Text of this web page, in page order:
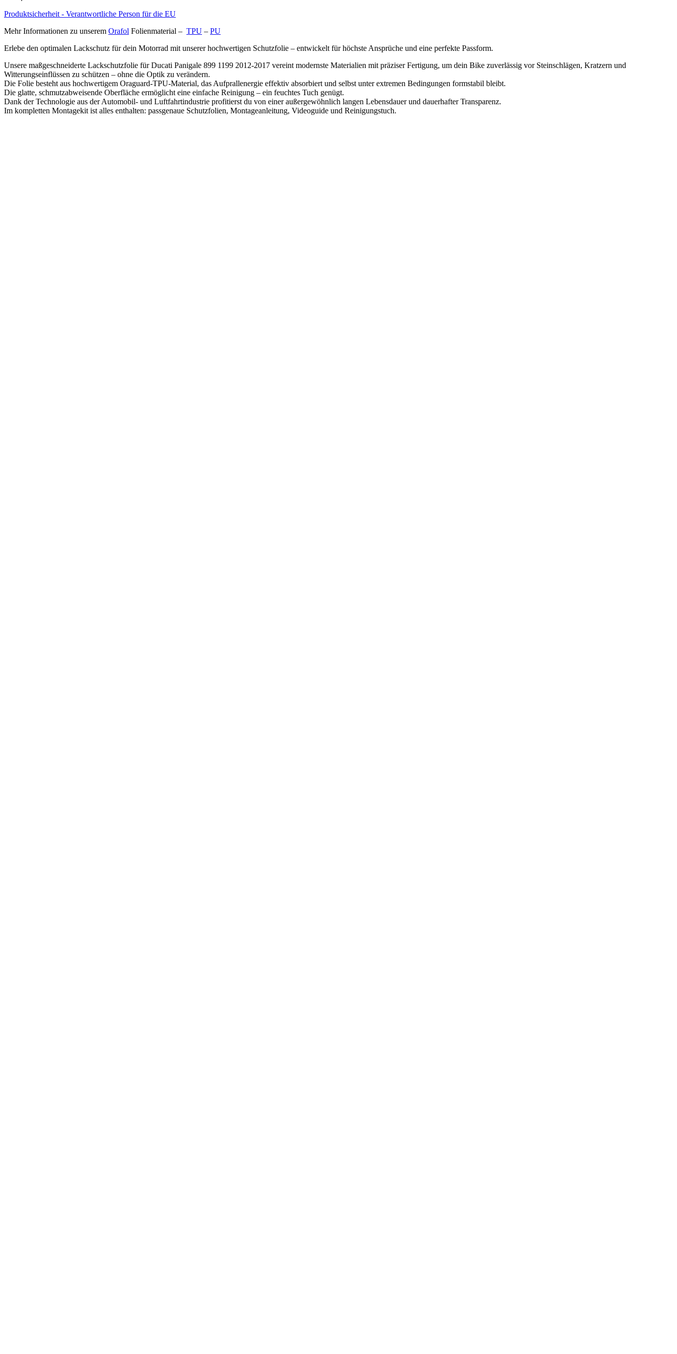
Produktsicherheit - Verantwortliche Person für die EU
Mehr Informationen zu unserem Orafol Folienmaterial – TPU – PU
Erlebe den optimalen Lackschutz für dein Motorrad mit unserer hochwertigen Schutzfolie – entwickelt für höchste Ansprüche und eine perfekte Passform.
Unsere maßgeschneiderte Lackschutzfolie für Ducati Panigale 899 1199 2012-2017 vereint modernste Materialien mit präziser Fertigung, um dein Bike zuverlässig vor Steinschlägen, Kratzern und
Witterungseinflüssen zu schützen – ohne die Optik zu verändern.
Die Folie besteht aus hochwertigem Oraguard-TPU-Material, das Aufprallenergie effektiv absorbiert und selbst unter extremen Bedingungen formstabil bleibt.
Die glatte, schmutzabweisende Oberfläche ermöglicht eine einfache Reinigung – ein feuchtes Tuch genügt.
Dank der Technologie aus der Automobil- und Luftfahrtindustrie profitierst du von einer außergewöhnlich langen Lebensdauer und dauerhafter Transparenz.
Im kompletten Montagekit ist alles enthalten: passgenaue Schutzfolien, Montageanleitung, Videoguide und Reinigungstuch.